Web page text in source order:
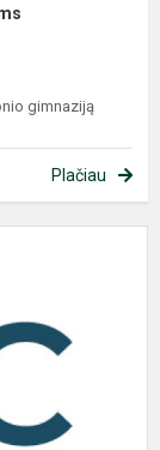
gimnaziją
Plačiau